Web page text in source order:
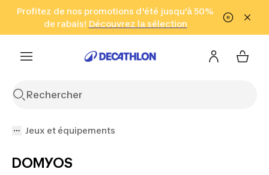
Aller à la recherche Aller au contenu Aller au pied de
Profitez de nos promotions d'été jusqu'à 50%
de rabais! Découvrez la sélection
Cliquez ici
en seulement 2 h!
(Zones sélectionnées)
Jeux et équipements
DOMYOS